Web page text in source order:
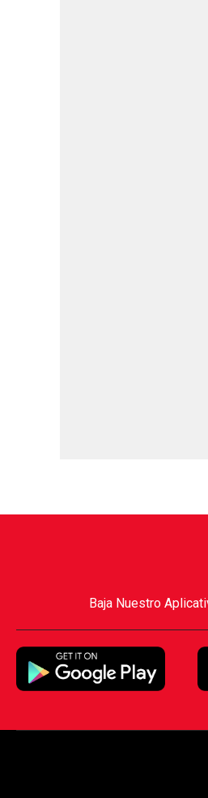
Baja Nuestro